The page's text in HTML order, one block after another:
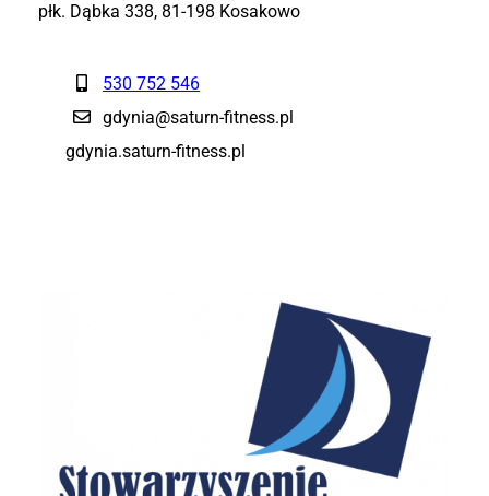
płk. Dąbka 338, 81-198 Kosakowo
530 752 546
gdynia@saturn-fitness.pl
gdynia.saturn-fitness.pl